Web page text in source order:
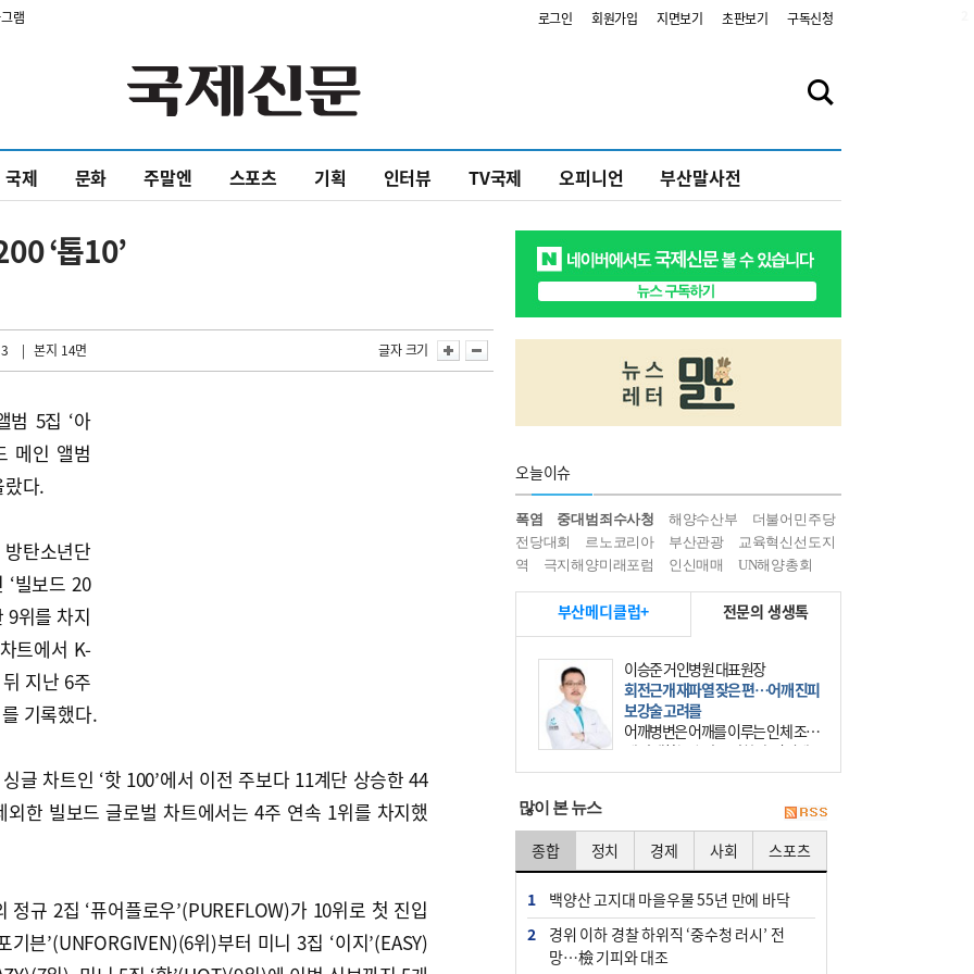
램 로그인 회원가입 지면보기 초판보기 구독신청
국제 문화 주말엔 스포츠 기획 인터뷰 TV국제 오피니언 부산말사전
‘톱10’
| 본지 14면 글자 크기
범 5집 ‘아
메인 앨범
랐다.
탄소년단
‘빌보드 20
9위를 차지
트에서 K-
지난 6주
기록했다.
글 차트인 ‘핫 100’에서 이전 주보다 11계단 상승한 44
외한 빌보드 글로벌 차트에서는 4주 연속 1위를 차지했
정규 2집 ‘퓨어플로우’(PUREFLOW)가 10위로 첫 진입
븐’(UNFORGIVEN)(6위)부터 미니 3집 ‘이지’(EASY)
오늘이슈
폭염 중대범죄수사청 해양수산부
더불어민주당
전당대회
르노코리아 부산관광
교육혁신선도지
역
극지해양미래포럼 인신매매 UN해양총회
부산메디클럽+ 전문의 생생톡
이승준 거인병원 대표원장
회전근개 재파열 잦은 편…어깨 진피
보강술 고려를
어깨병변은 어깨를 이루는 인체 조직
에 발생하는 손상을 말한다. 여기에
는 오십견과 회전근개 증후군, 어깨
많이 본 뉴스
종합 정치 경제 사회 스포츠
1
백양산 고지대 마을우물 55년 만에 바닥
2
경위 이하 경찰 하위직 ‘중수청 러시’ 전
망…檢 기피와 대조